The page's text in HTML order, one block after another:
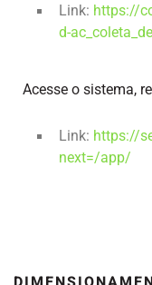
Link: https://
d-
Acesse o sistema,
Link: https://
next=/app/